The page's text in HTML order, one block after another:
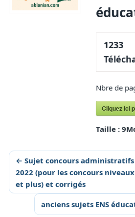
1233
Nbre de
Cliquez ici
Taille :
← Sujet concours
2022 (pour les concours niveaux
et plus) et corrigés
anciens sujets ENS